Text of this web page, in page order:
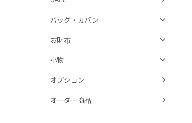
バッグ・カバン
お財布
小物
オプション
オーダー商品